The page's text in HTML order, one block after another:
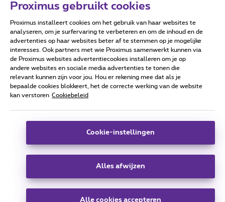
Forumvoorwaarden Accessibility statement
Alle rechten voorbehouden. © Proximus
Algemene voorwaarden, consumenteninfo
Deze website is gecreëerd en wordt beheerd conform het
Koning Albert II-laan 27 - B-1030 Brussel.
Carrier & Wholesale Solutions
Proximus gebruikt cookies
Proximus installeert cookies om het gebruik van haar websites te
analyseren, om je surfervaring te verbeteren en om de inhoud en de
advertenties op haar websites beter af te stemmen op je mogelijke
interesses. Ook partners met wie Proximus samenwerkt kunnen via
de Proximus websites advertentiecookies installeren om je op
andere websites en sociale media advertenties te tonen die
relevant kunnen zijn voor jou. Hou er rekening mee dat als je
bepaalde cookies blokkeert, het de correcte werking van de website
kan verstoren Cookiebeleid
Cookie-instellingen
Alles afwijzen
Alle cookies accepteren